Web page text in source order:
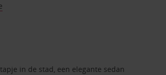
in de stad, een elegante sedan